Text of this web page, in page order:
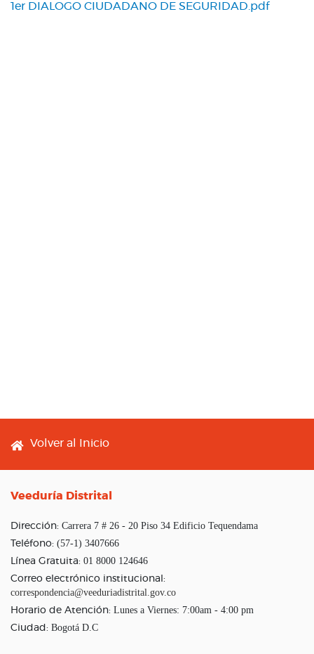
1er DIALOGO CIUDADANO DE SEGURIDAD.pdf
Footer menu
Volver al Inicio
Veeduría Distrital
Dirección: Carrera 7 # 26 - 20 Piso 34 Edificio Tequendama
Teléfono: (57-1) 3407666
Línea Gratuita: 01 8000 124646
Correo electrónico institucional:
correspondencia@veeduriadistrital.gov.co
Horario de Atención: Lunes a Viernes: 7:00am - 4:00 pm
Ciudad: Bogotá D.C